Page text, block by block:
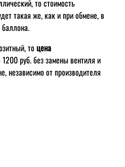
то стоимость
такая же, как и при обмене, в
тоцена
руб. без замены вентиля и
независимо от производителя